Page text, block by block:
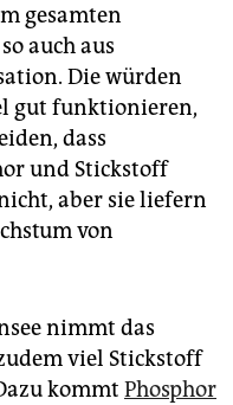
gesamten
auch aus
Die würden
gut funktionieren,
dass
und Stickstoff
aber sie liefern
von
nimmt das
viel Stickstoff
kommt Phosphor